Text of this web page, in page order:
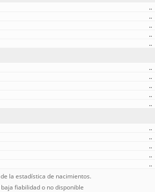
..
..
..
..
..
..
..
..
..
..
..
..
..
..
..
la estadística de nacimientos.
fiabilidad o no disponible